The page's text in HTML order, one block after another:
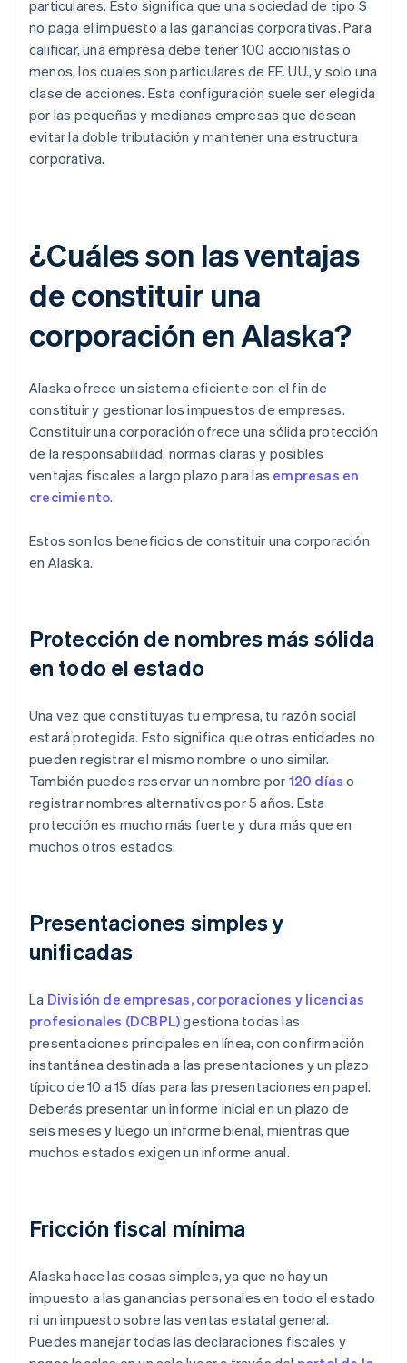
particulares. Esto significa que una sociedad de tipo S
no paga el impuesto a las ganancias corporativas. Para
calificar, una empresa debe tener 100 accionistas o
menos, los cuales son particulares de EE. UU., y solo una
clase de acciones. Esta configuración suele ser elegida
por las pequeñas y medianas empresas que desean
evitar la doble tributación y mantener una estructura
corporativa.
¿Cuáles son las ventajas
de constituir una
corporación en Alaska?
Alaska ofrece un sistema eficiente con el fin de
constituir y gestionar los impuestos de empresas.
Constituir una corporación ofrece una sólida protección
de la responsabilidad, normas claras y posibles
ventajas fiscales a largo plazo para las empresas en
crecimiento.
Estos son los beneficios de constituir una corporación
en Alaska.
Protección de nombres más sólida
en todo el estado
Una vez que constituyas tu empresa, tu razón social
estará protegida. Esto significa que otras entidades no
pueden registrar el mismo nombre o uno similar.
También puedes reservar un nombre por 120 días o
registrar nombres alternativos por 5 años. Esta
protección es mucho más fuerte y dura más que en
muchos otros estados.
Presentaciones simples y
unificadas
La División de empresas, corporaciones y licencias
profesionales (DCBPL)gestiona todas las
presentaciones principales en línea, con confirmación
instantánea destinada a las presentaciones y un plazo
típico de 10 a 15 días para las presentaciones en papel.
Deberás presentar un informe inicial en un plazo de
seis meses y luego un informe bienal, mientras que
muchos estados exigen un informe anual.
Fricción fiscal mínima
Alaska hace las cosas simples, ya que no hay un
impuesto a las ganancias personales en todo el estado
ni un impuesto sobre las ventas estatal general.
Puedes manejar todas las declaraciones fiscales y